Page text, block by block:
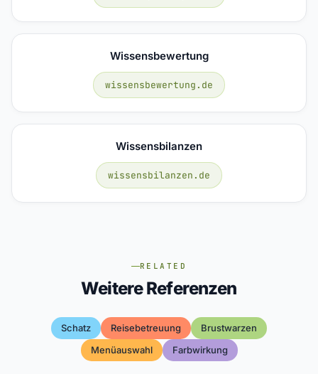
Wissensbewertung
wissensbewertung.de
Wissensbilanzen
wissensbilanzen.de
RELATED
Weitere Referenzen
Schatz Reisebetreuung
Brustwarzen
Menüauswahl
Farbwirkung